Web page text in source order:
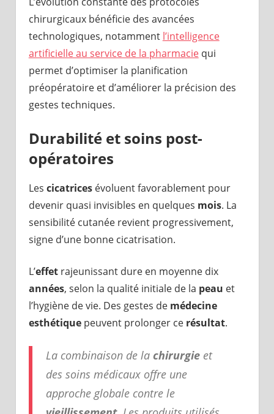
chirurgicaux bénéficie des avancées
technologiques, notamment l’intelligence
artificielle au service de la pharmaciequi
permet d’optimiser la planification
préopératoire et d’améliorer la précision des
gestes techniques.
Durabilité et soins post-
opératoires
Les cicatricesévoluent favorablement pour
devenir quasi invisibles en quelques mois. La
sensibilité cutanée revient progressivement,
signe d’une bonne cicatrisation.
L’effetrajeunissant dure en moyenne dix
années, selon la qualité initiale de la peau et
l’hygiène de vie. Des gestes de médecine
esthétiquepeuvent prolonger ce résultat.
La combinaison de la chirurgie et
des soins médicaux offre une
approche globale contre le